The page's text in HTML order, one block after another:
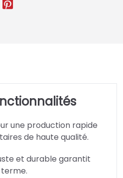
une production rapide
de haute qualité.
et durable garantit